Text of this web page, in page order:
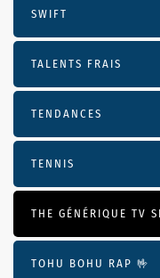
SWIFT
TALENTS FRAIS
TENDANCES
TENNIS
THE GÉNÉRIQUE TV
TOHU BOHU RAP 🤟